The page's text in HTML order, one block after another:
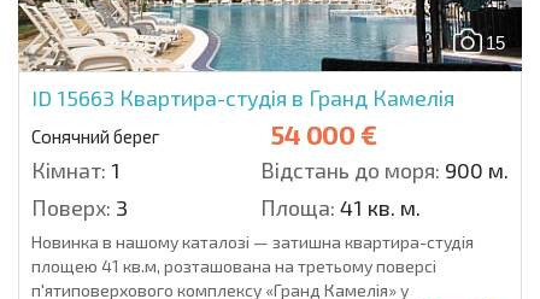
15
ID 15663 Квартира-студія в Гранд Камелія
Сонячний берег 54 000 €
Кімнат: 1 Відстань до моря: 900 м.
Поверх: 3 Площа: 41 кв. м.
Новинка в нашому каталозі — затишна квартира-студія
площею 41 кв.м, розташована на третьому поверсі
п'ятиповерхового комплексу «Гранд Камелія» у